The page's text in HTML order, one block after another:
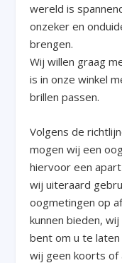
wereld is
onzeker en
brengen.
Wij willen graag
is in onze winkel
brillen passen.
Volgens de
mogen wij een
hiervoor een
wij uiteraard
oogmetingen op
kunnen bieden,
bent om u te
wij geen koorts of